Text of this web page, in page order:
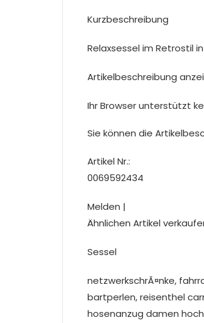
Kurzbeschreibung
Relaxsessel im Retrostil
Artikelbeschreibung
Ihr Browser unterstützt
Sie können die
Artikel Nr.:
0069592434
Melden |
Ähnlichen Artikel
Sessel
netzwerkschrÃ¤nke,
bartperlen, reisenthel
hosenanzug damen